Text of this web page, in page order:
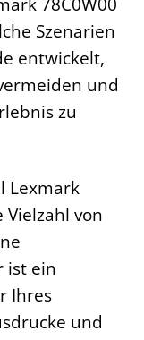
Szenarien
entwickelt,
und
zu
Lexmark
von
ist ein
Ihres
und